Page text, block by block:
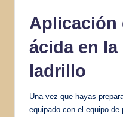
Aplicación
ácida en la
ladrillo
Una vez que hayas
equipado con el equipo de